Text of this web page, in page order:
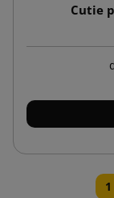
Cutie
1